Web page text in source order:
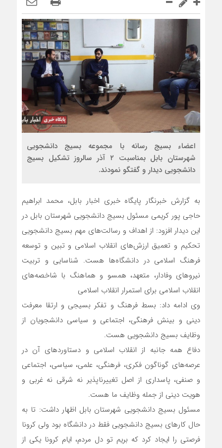
اعضاء بسیج رسانه با مجموعه بسیج دانشجویی
شهرستان بابل بمناسبت ۲ آذر سالروز تشکیل بسیج
دانشجویی دیدار و گفتگو نمودند.
به گزارش خبرنگار پایگاه خبری اخبار بابل، محمد ابراهیم
حاجی پور کریمی مسئول بسیج دانشجویی شهرستان بابل در
این دیدار افزود: از اهداف و رسالت‌های مهم بسیج دانشجویی
تحکیم و تعمیق ارزش‌های انقلاب اسلامی و تبین و توسعه
فرهنگ اسلامی در دانشگاه‌ها هست. شناسایی و تربیت
نیروهای وفادار، متعهد، همسو و هماهنگ با شاخصه‌های
انقلاب اسلامی برای استمرار انقلاب اسلامی
وی ادامه داد: بسط فرهنگ و تفکر بسیجی و ارتقا معرفت
دینی و بینش فرهنگی، اجتماعی و سیاسی دانشجویان از
وظایف بسیج دانشجویی هست.
دفاع همه جانبه از انقلاب اسلامی و دستاوردهای آن در
عرصه‌های گوناگون فکری، فرهنگی، علمی، سیاسی، اجتماعی
و صنفی، پاسداری از اصل تغییرناپذیر نه شرقی نه غربی و
هویت دینی از جمله وظایف ما هست.
مسئول بسیج دانشجویی شهرستان بابل اظهار داشت: تا به
حال کارهای بسیج دانشجویی فقط در دانشگاه بود ولی کرونا
فرصتی را ایجاد کرد که بریم تو دل مردم، ایام کرونا یکی از